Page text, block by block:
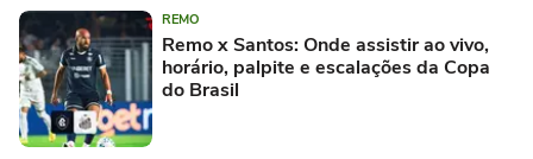
REMO
Remo x Santos: Onde assistir ao vivo,
horário, palpite e escalações da Copa
do Brasil